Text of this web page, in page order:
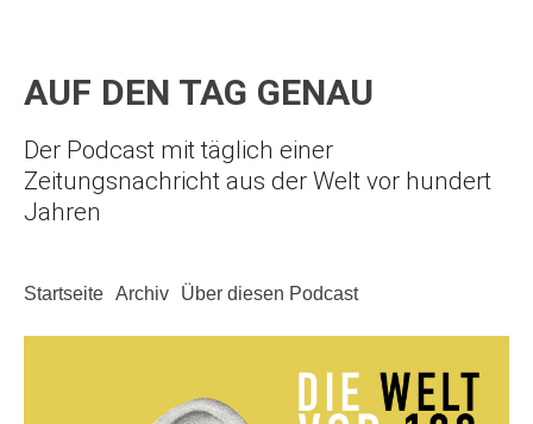
AUF DEN TAG GENAU
Der Podcast mit täglich einer
Zeitungsnachricht aus der Welt vor hundert
Jahren
Startseite Archiv Über diesen Podcast